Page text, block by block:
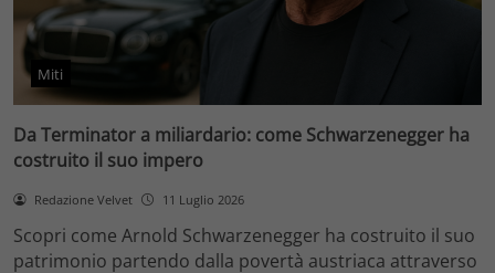
Miti
Da Terminator a miliardario: come Schwarzenegger ha
costruito il suo impero
Redazione Velvet 11 Luglio 2026
Scopri come Arnold Schwarzenegger ha costruito il suo
patrimonio partendo dalla povertà austriaca attraverso